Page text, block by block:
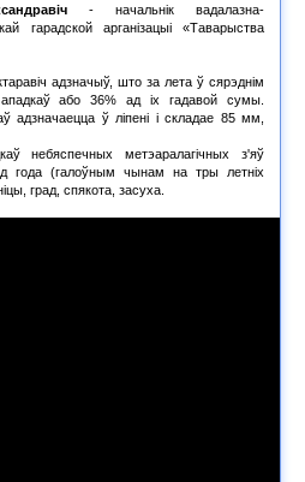
- начальнік вадалазна-
гарадской арганізацыі «Таварыства
адзначыў, што за лета ў сярэднім
або 36% ад іх гадавой сумы.
адзначаецца ў ліпені і складае 85 мм,
небяспечных метэаралагічных з'яў
года (галоўным чынам на тры летніх
град, спякота, засуха.